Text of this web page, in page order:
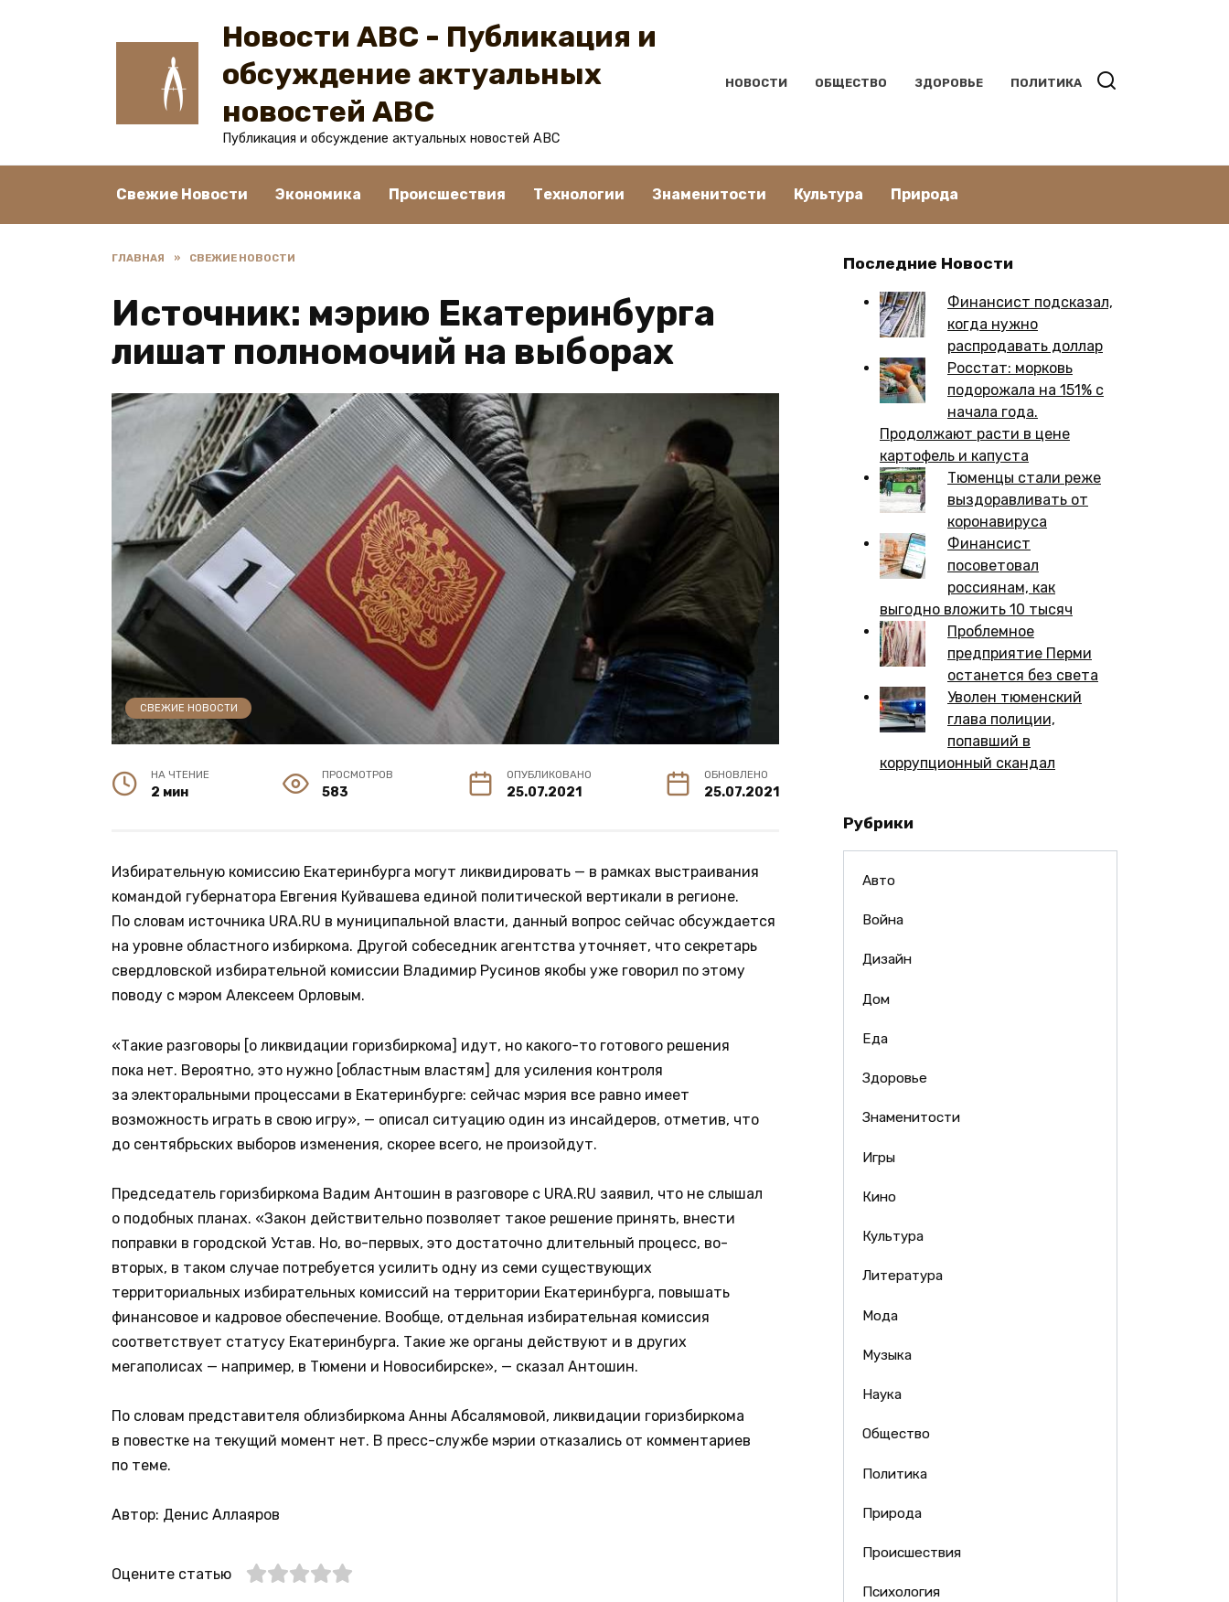
Новости ABC - Публикация и
обсуждение актуальных
новостей ABC
Публикация и обсуждение актуальных новостей ABC
НОВОСТИ ОБЩЕСТВО ЗДОРОВЬЕ ПОЛИТИКА
Свежие Новости Экономика Происшествия Технологии Знаменитости Культура Природа
ГЛАВНАЯ » СВЕЖИЕ НОВОСТИ
Источник: мэрию Екатеринбурга
лишат полномочий на выборах
СВЕЖИЕ НОВОСТИ
НА ЧТЕНИЕ
2 мин
ПРОСМОТРОВ
583
ОПУБЛИКОВАНО
25.07.2021
ОБНОВЛЕНО
25.07.2021
Избирательную комиссию Екатеринбурга могут ликвидировать — в рамках выстраивания
командой губернатора Евгения Куйвашева единой политической вертикали в регионе.
По словам источника URA.RU в муниципальной власти, данный вопрос сейчас обсуждается
на уровне областного избиркома. Другой собеседник агентства уточняет, что секретарь
свердловской избирательной комиссии Владимир Русинов якобы уже говорил по этому
поводу с мэром Алексеем Орловым.
«Такие разговоры [о ликвидации горизбиркома] идут, но какого-то готового решения
пока нет. Вероятно, это нужно [областным властям] для усиления контроля
за электоральными процессами в Екатеринбурге: сейчас мэрия все равно имеет
возможность играть в свою игру», — описал ситуацию один из инсайдеров, отметив, что
до сентябрьских выборов изменения, скорее всего, не произойдут.
Председатель горизбиркома Вадим Антошин в разговоре с URA.RU заявил, что не слышал
о подобных планах. «Закон действительно позволяет такое решение принять, внести
поправки в городской Устав. Но, во-первых, это достаточно длительный процесс, во-
вторых, в таком случае потребуется усилить одну из семи существующих
территориальных избирательных комиссий на территории Екатеринбурга, повышать
финансовое и кадровое обеспечение. Вообще, отдельная избирательная комиссия
соответствует статусу Екатеринбурга. Такие же органы действуют и в других
мегаполисах — например, в Тюмени и Новосибирске», — сказал Антошин.
По словам представителя облизбиркома Анны Абсалямовой, ликвидации горизбиркома
в повестке на текущий момент нет. В пресс-службе мэрии отказались от комментариев
по теме.
Автор: Денис Аллаяров
Оцените статью
Последние Новости
Финансист подсказал,
когда нужно
распродавать доллар
Росстат: морковь
подорожала на 151% с
начала года.
Продолжают расти в цене
картофель и капуста
Тюменцы стали реже
выздоравливать от
коронавируса
Финансист
посоветовал
россиянам, как
выгодно вложить 10 тысяч
Проблемное
предприятие Перми
останется без света
Уволен тюменский
глава полиции,
попавший в
коррупционный скандал
Рубрики
Авто
Война
Дизайн
Дом
Еда
Здоровье
Знаменитости
Игры
Кино
Культура
Литература
Мода
Музыка
Наука
Общество
Политика
Природа
Происшествия
Психология